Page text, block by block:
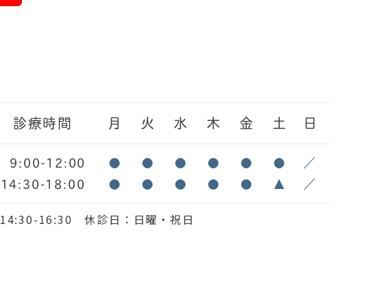
診療時間 月 火 水 木 金 土 日
9:00-12:00 ● ● ● ● ● ●
／
14:30-18:00
● ● ● ● ● ▲ ／
14:30-16:30 休診日：日曜・祝日